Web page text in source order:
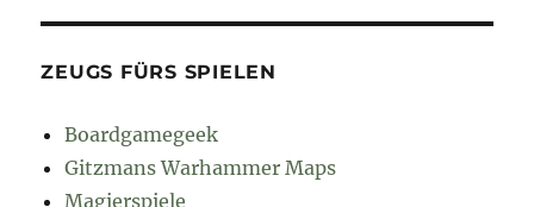
ZEUGS FÜRS SPIELEN
Boardgamegeek
Gitzmans Warhammer Maps
Magierspiele